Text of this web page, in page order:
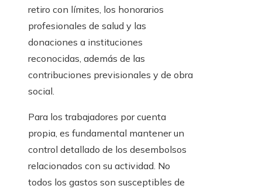
retiro con límites, los honorarios
profesionales de salud y las
donaciones a instituciones
reconocidas, además de las
contribuciones previsionales y de obra
social.
Para los trabajadores por cuenta
propia, es fundamental mantener un
control detallado de los desembolsos
relacionados con su actividad. No
todos los gastos son susceptibles de